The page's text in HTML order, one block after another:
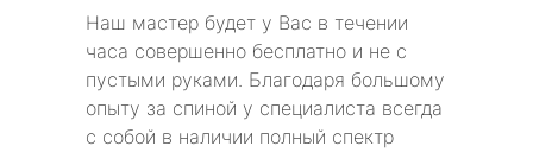
Наш мастер будет у Вас в течении
часа совершенно бесплатно и не с
пустыми руками. Благодаря большому
опыту за спиной у специалиста всегда
с собой в наличии полный спектр